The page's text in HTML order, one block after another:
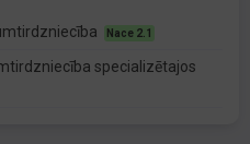
Nace 2.1
specializētajos